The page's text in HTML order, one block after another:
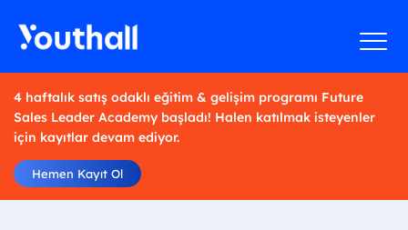
4 haftalık satış odaklı eğitim & gelişim programı Future
Sales Leader Academy başladı! Halen katılmak isteyenler
için kayıtlar devam ediyor.
Hemen Kayıt Ol